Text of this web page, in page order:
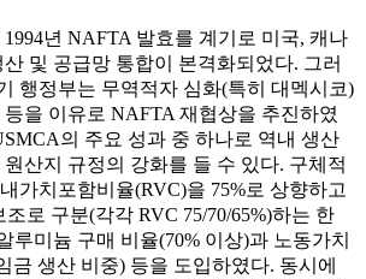
년 NAFTA 발효를 계기로 미국, 캐나
및 공급망 통합이 본격화되었다. 그러
행정부는 무역적자 심화(특히 대멕시코)
을 이유로 NAFTA 재협상을 추진하였
의 주요 성과 중 하나로 역내 생산
산지 규정의 강화를 들 수 있다. 구체적
가치포함비율(RVC)을 75%로 상향하고
조로 구분(각각 RVC 75/70/65%)하는 한
루미늄 구매 비율(70% 이상)과 노동가치
금 생산 비중) 등을 도입하였다. 동시에